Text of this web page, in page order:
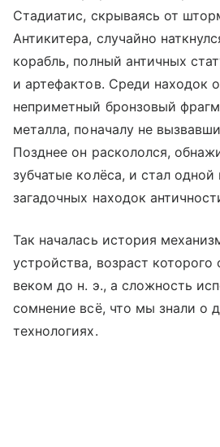
Стадиатис, скрываясь от
Антикитера, случайно
корабль, полный античных
и артефактов. Среди находок
неприметный бронзовый
металла, поначалу не
Позднее он раскололся,
зубчатые колёса, и стал
загадочных находок
Так началась история
устройства, возраст которого
веком до н. э., а сложность
сомнение всё, что мы знали о
технологиях.